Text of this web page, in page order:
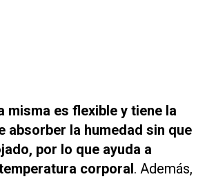
misma es flexible y tiene la
absorber la humedad sin que
por lo que ayuda a
corporal. Además,